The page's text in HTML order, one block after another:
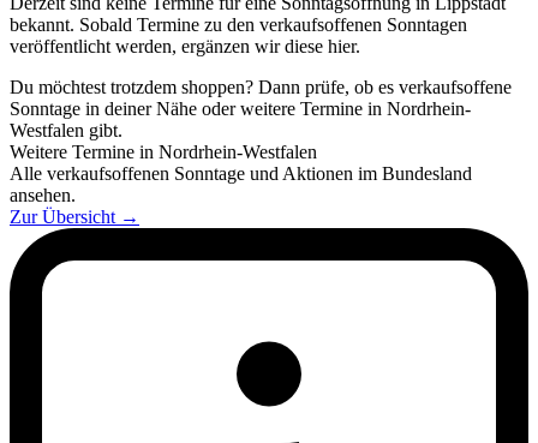
bekannt. Sobald Termine zu den verkaufsoffenen Sonntagen
veröffentlicht werden, ergänzen wir diese hier.
Du möchtest trotzdem shoppen? Dann prüfe, ob es verkaufsoffene
Sonntage in deiner Nähe oder weitere Termine in Nordrhein-
Westfalen gibt.
Weitere Termine in Nordrhein-Westfalen
Alle verkaufsoffenen Sonntage und Aktionen im Bundesland
ansehen.
Zur Übersicht →